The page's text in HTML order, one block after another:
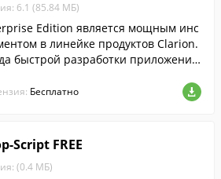
6.1 (85.84 МБ)
Edition является мощным инс
в линейке продуктов Clarion.
быстрой разработки приложений
которые позволяют пользоват
Clarion поддерживать репутацию с
Бесплатно
Script FREE
(0.4 МБ)